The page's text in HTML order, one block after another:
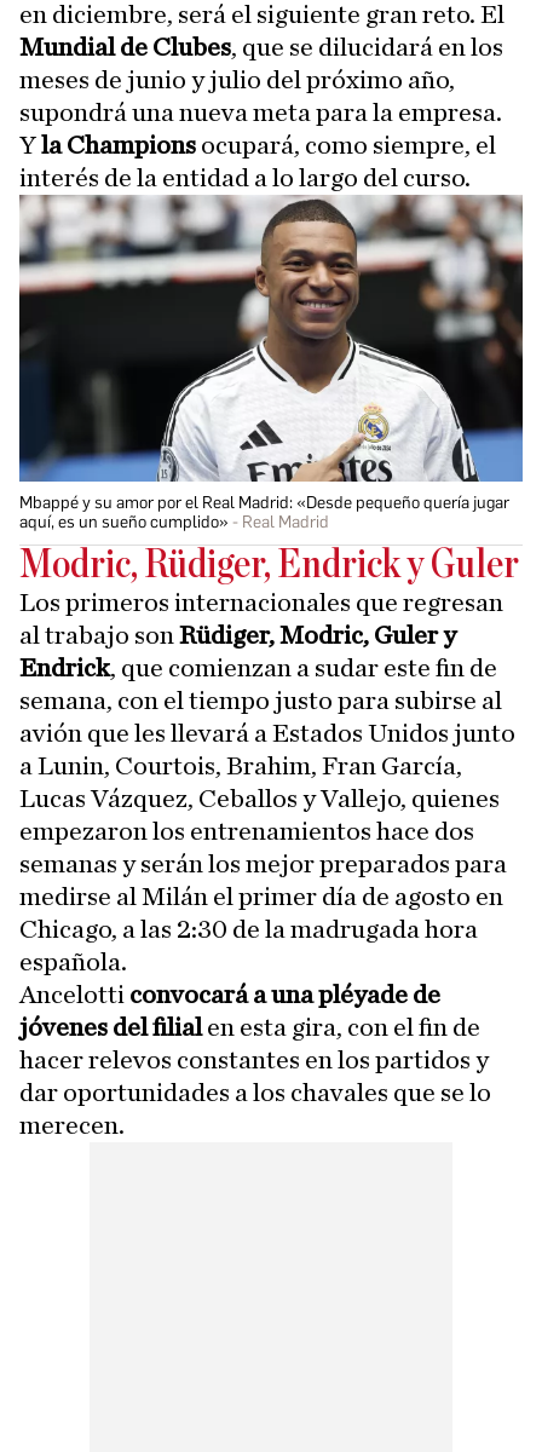
en diciembre, será el siguiente gran reto. El
Mundial de Clubes, que se dilucidará en los
meses de junio y julio del próximo año,
supondrá una nueva meta para la empresa.
Yla Champions ocupará, como siempre, el
interés de la entidad a lo largo del curso.
Mbappé y su amor por el Real Madrid: «Desde pequeño quería jugar
aquí, es un sueño cumplido»
Real Madrid
Modric, Rüdiger, Endrick y Guler
Los primeros internacionales que regresan
al trabajo son Rüdiger, Modric, Guler y
Endrick, que comienzan a sudar este fin de
semana, con el tiempo justo para subirse al
avión que les llevará a Estados Unidos junto
a Lunin, Courtois, Brahim, Fran García,
Lucas Vázquez, Ceballos y Vallejo, quienes
empezaron los entrenamientos hace dos
semanas y serán los mejor preparados para
medirse al Milán el primer día de agosto en
Chicago, a las 2:30 de la madrugada hora
española.
Ancelotti convocará a una pléyade de
jóvenes del filialen esta gira, con el fin de
hacer relevos constantes en los partidos y
dar oportunidades a los chavales que se lo
merecen.